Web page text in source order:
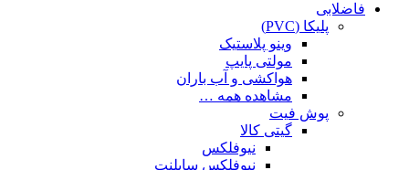
فاضلابی
پلیکا (PVC)
وینو پلاستیک
مولتی پایپ
هواکشی و آب باران
مشاهده همه …
پوش فیت
گیتی کالا
نیوفلکس
نیوفلکس سایلنت